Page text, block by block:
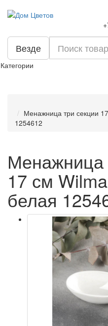
Везде
Категории
Менажница три секции
1254612
Менажница
17 см
белая